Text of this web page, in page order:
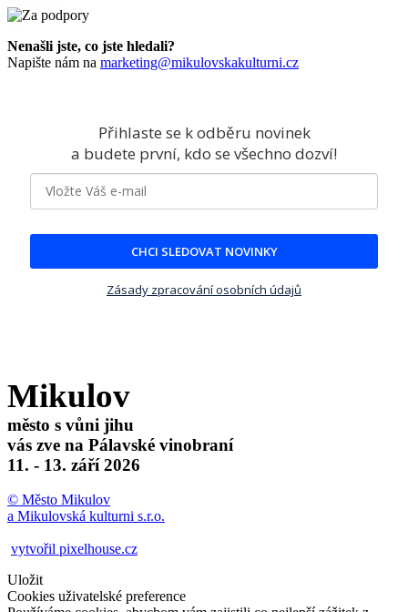
Nenašli jste, co jste hledali?
Napište nám na marketing@mikulovskakulturni.cz
Přihlaste se k odběru novinek
a budete první, kdo se všechno dozví!
CHCI SLEDOVAT NOVINKY
Zásady zpracování osobních údajů
Mikulov
město s vůni jihu
vás zve na Pálavské vinobraní
11. - 13. září 2026
© Město Mikulov
a Mikulovská kulturni s.r.o.
vytvořil pixelhouse.cz
Uložit
Cookies uživatelské preference